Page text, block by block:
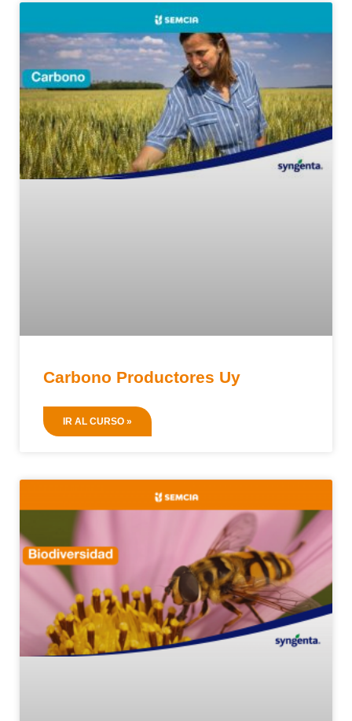
Carbono Productores Uy
IR AL CURSO »